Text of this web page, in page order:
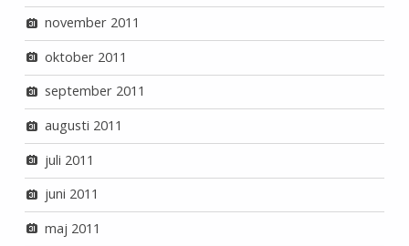
november 2011
oktober 2011
september 2011
augusti 2011
juli 2011
juni 2011
maj 2011